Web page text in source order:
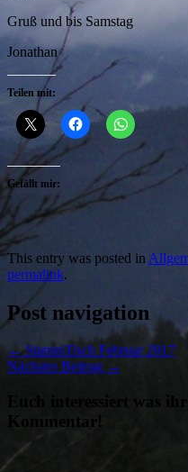
Gruß und bis Samstag
Jonathan
Teilen mit:
Gefällt mir:
This entry was posted in
permalink.
Post navigation
←StammTisch Februar 2017
Nächster Beitrag →
Euch interessiert was
Kommentar!